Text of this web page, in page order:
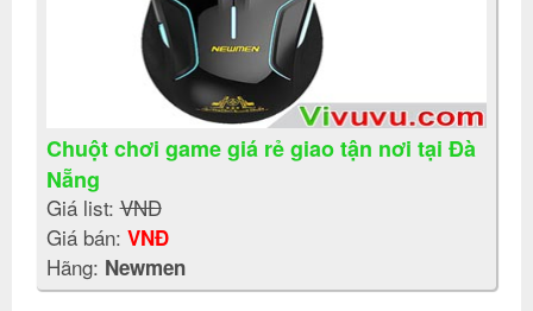
Chuột chơi game giá rẻ giao tận nơi tại Đà
Nẵng
Giá list:VNĐ
Giá bán: VNĐ
Hãng: Newmen